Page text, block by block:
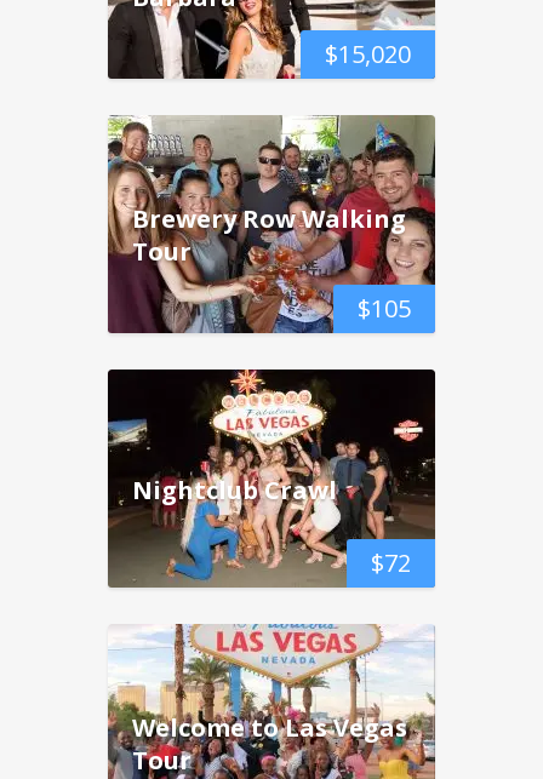
$15,020
$105
Brewery Row Walking
Tour
$72
Nightclub Crawl
Welcome to Las Vegas
Tour